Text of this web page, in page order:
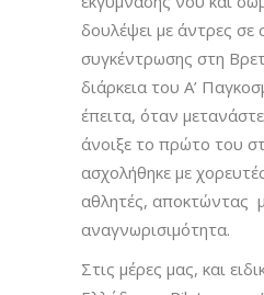
δουλέψει με άντρες σε
συγκέντρωσης στη
διάρκεια του Α’
έπειτα, όταν
άνοιξε το πρώτο του
ασχολήθηκε με
αθλητές, αποκτώντας
αναγνωρισιμότητα.
Στις μέρες μας, και